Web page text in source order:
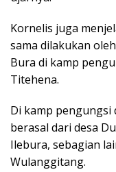
Kornelis juga
sama dilakukan
Bura di kamp
Titehena.
Di kamp pengungsi
berasal dari desa
Ilebura, sebagian
Wulanggitang.